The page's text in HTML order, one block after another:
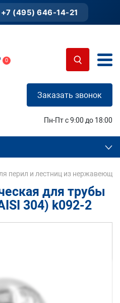
+7 (495) 646-14-21
0
Заказать звонок
Пн-Пт с 9:00 до 18:00
перил и лестниц из
для трубы
304) k092-2